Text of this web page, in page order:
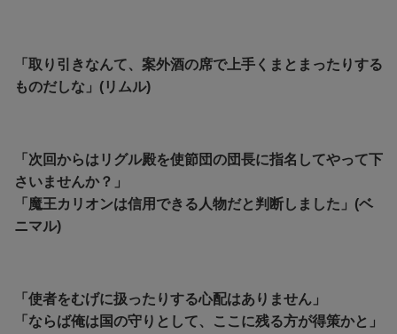
「取り引きなんて、案外酒の席で上手くまとまったりする
ものだしな」(リムル)
「次回からはリグル殿を使節団の団長に指名してやって下
さいませんか？」
「魔王カリオンは信用できる人物だと判断しました」(ベ
ニマル)
「使者をむげに扱ったりする心配はありません」
「ならば俺は国の守りとして、ここに残る方が得策かと」